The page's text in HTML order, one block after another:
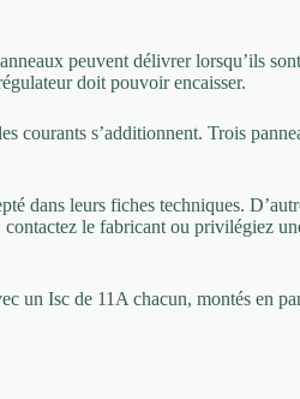
peuvent délivrer lorsqu’ils
doit pouvoir encaisser.
courants s’additionnent. Trois
dans leurs fiches techniques.
le fabricant ou privilégiez
un Isc de 11A chacun, montés en